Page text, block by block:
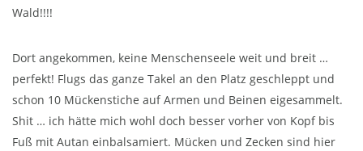
Wald!!!!
Dort angekommen, keine Menschenseele weit und breit …
perfekt! Flugs das ganze Takel an den Platz geschleppt und
schon 10 Mückenstiche auf Armen und Beinen eigesammelt.
Shit … ich hätte mich wohl doch besser vorher von Kopf bis
Fuß mit Autan einbalsamiert. Mücken und Zecken sind hier